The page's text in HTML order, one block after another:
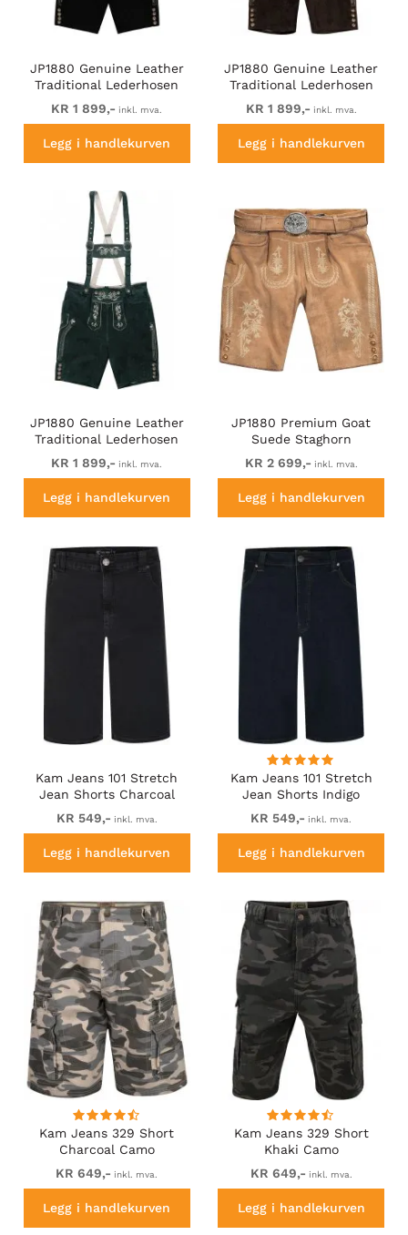
JP1880 Genuine Leather
Traditional Lederhosen
Shorts Black
KR 1 899,- inkl. mva.
Legg i handlekurven
JP1880 Genuine Leather
Traditional Lederhosen
Shorts Brown
KR 1 899,- inkl. mva.
Legg i handlekurven
JP1880 Genuine Leather
Traditional Lederhosen
Shorts Green
KR 1 899,- inkl. mva.
Legg i handlekurven
JP1880 Premium Goat
Suede Staghorn
Embroidery Shorts
Leather Brown
KR 2 699,- inkl. mva.
Legg i handlekurven
Kam Jeans 101 Stretch
Jean Shorts Charcoal
KR 549,- inkl. mva.
Legg i handlekurven
Kam Jeans 101 Stretch
Jean Shorts Indigo
KR 549,- inkl. mva.
Legg i handlekurven
Kam Jeans 329 Short
Charcoal Camo
KR 649,- inkl. mva.
Legg i handlekurven
Kam Jeans 329 Short
Khaki Camo
KR 649,- inkl. mva.
Legg i handlekurven